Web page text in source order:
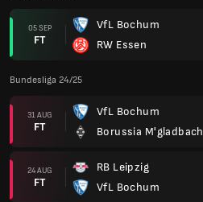
05 SEP
FT
VfL Bochum
RW Essen
Bundesliga 24/25
31 AUG
FT
VfL Bochum
Borussia M'gladbach
24 AUG
FT
RB Leipzig
VfL Bochum